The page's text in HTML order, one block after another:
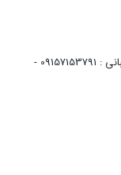
واحد پشتیبانی مشتریان : 05135092741 - واحد پشتیبانی : 09157153791 -